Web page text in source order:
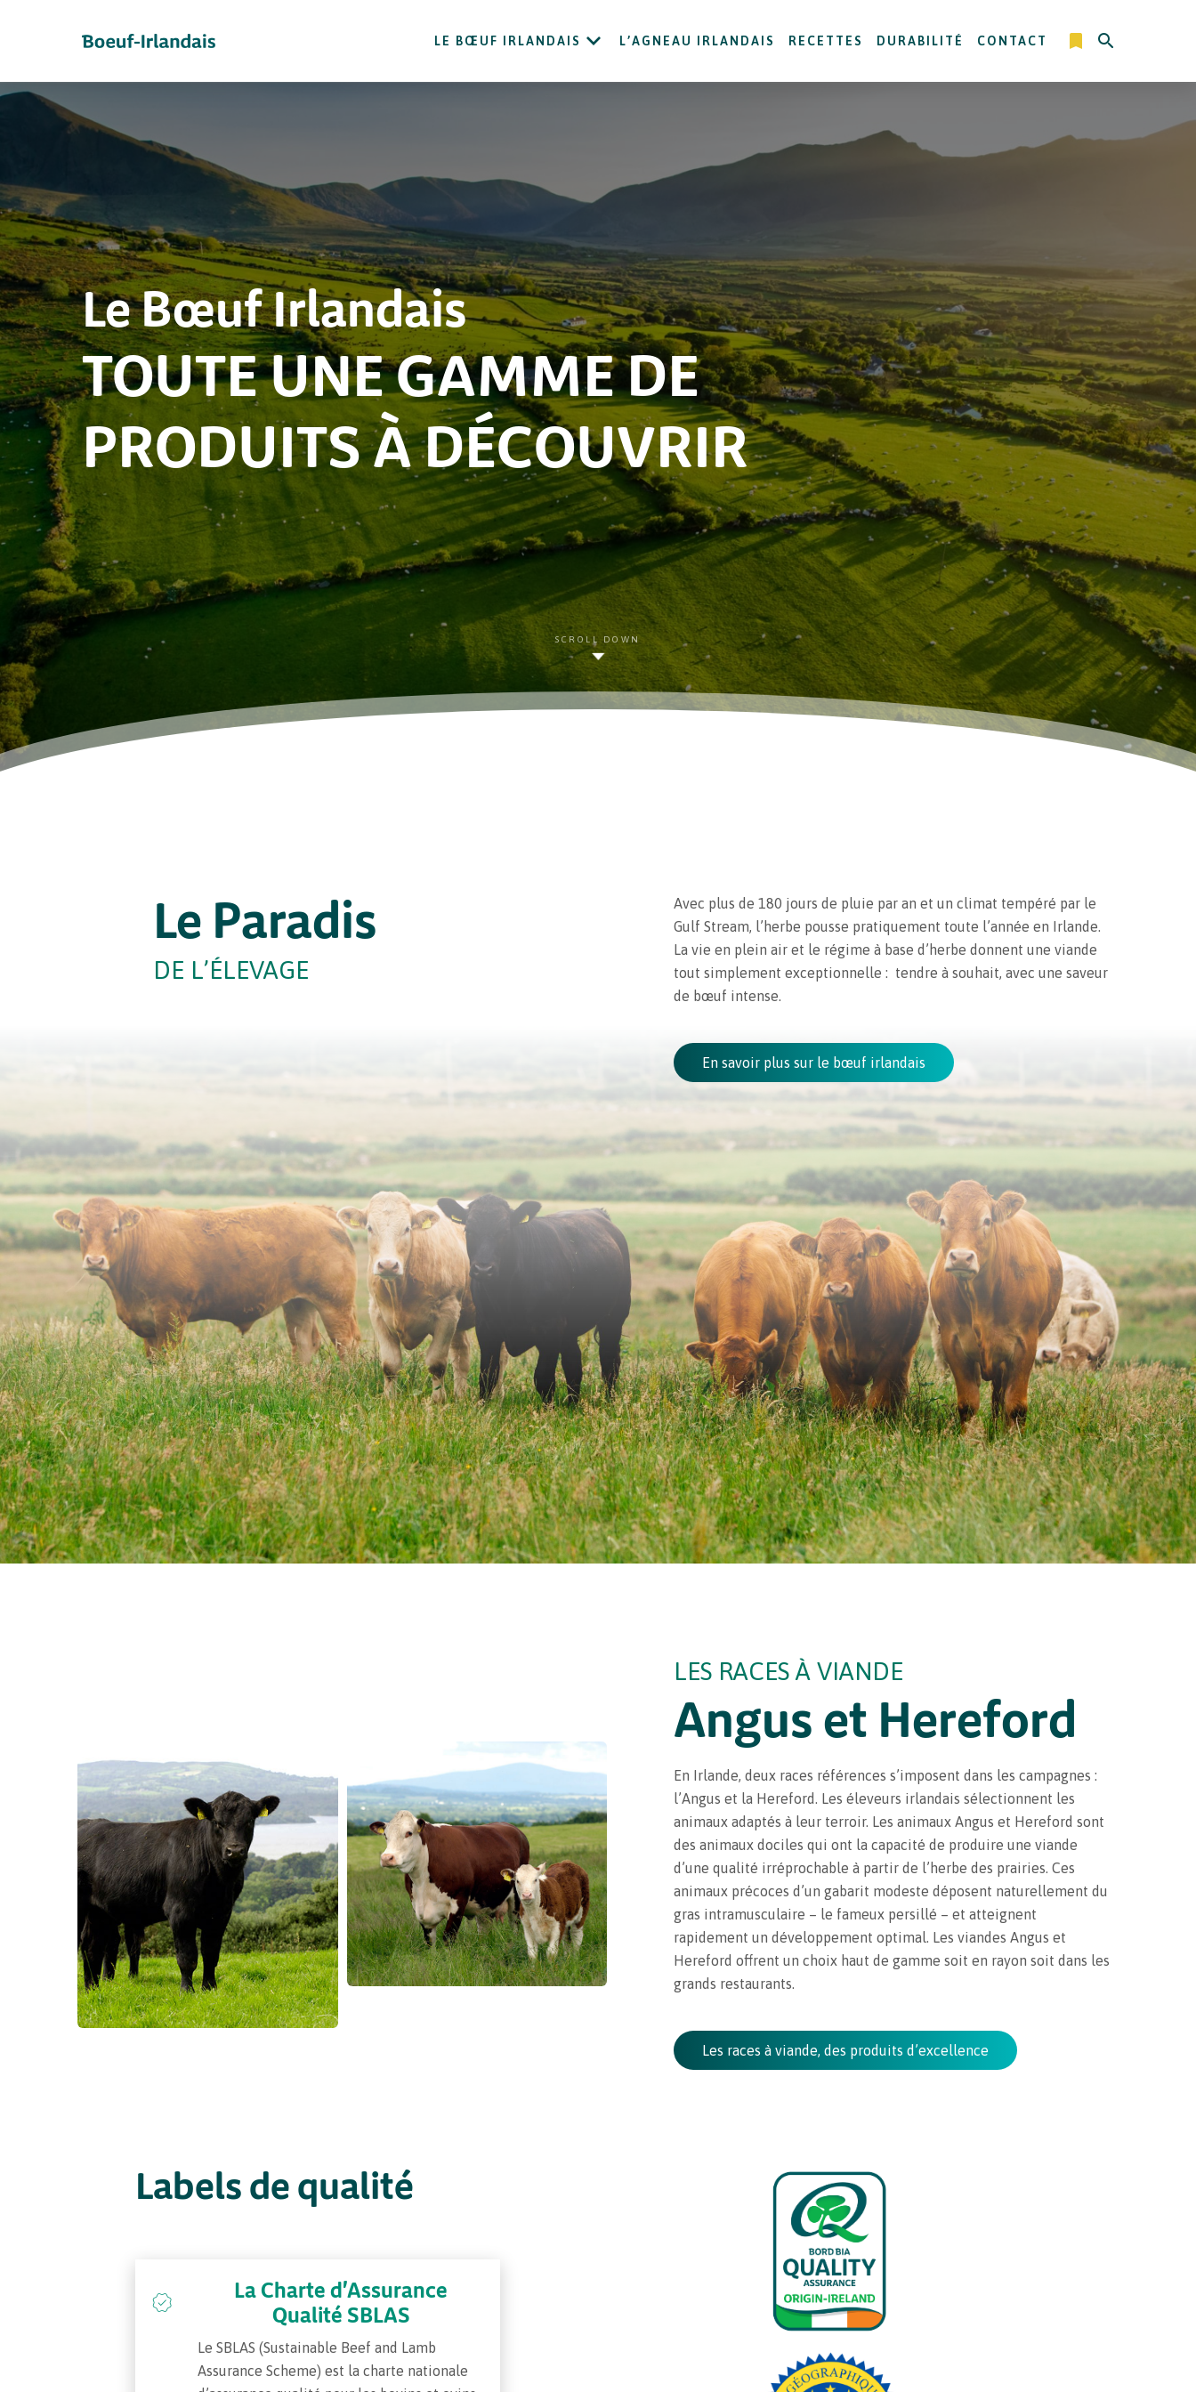
LE BŒUF IRLANDAIS L’AGNEAU IRLANDAIS RECETTES DURABILITÉ CONTACT
Le Bœuf Irlandais
TOUTE UNE GAMME DE
PRODUITS À DÉCOUVRIR
SCROLL DOWN
Le Paradis
DE L’ÉLEVAGE
Avec plus de 180 jours de pluie par an et un climat tempéré par le
Gulf Stream, l’herbe pousse pratiquement toute l’année en Irlande.
La vie en plein air et le régime à base d’herbe donnent une viande
tout simplement exceptionnelle : tendre à souhait, avec une saveur
de bœuf intense.
En savoir plus sur le bœuf irlandais
LES RACES À VIANDE
Angus et Hereford
En Irlande, deux races références s’imposent dans les campagnes :
l’Angus et la Hereford. Les éleveurs irlandais sélectionnent les
animaux adaptés à leur terroir. Les animaux Angus et Hereford sont
des animaux dociles qui ont la capacité de produire une viande
d’une qualité irréprochable à partir de l’herbe des prairies. Ces
animaux précoces d’un gabarit modeste déposent naturellement du
gras intramusculaire – le fameux persillé – et atteignent
rapidement un développement optimal. Les viandes Angus et
Hereford offrent un choix haut de gamme soit en rayon soit dans les
grands restaurants.
Les races à viande, des produits d’excellence
Labels de qualité
La Charte d'Assurance
Qualité SBLAS
Le SBLAS (Sustainable Beef and Lamb
Assurance Scheme) est la charte nationale